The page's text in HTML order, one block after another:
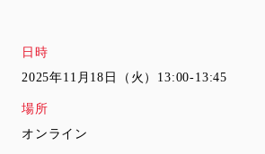
日時
2025年11月18日（火）13:00-13:45
場所
オンライン